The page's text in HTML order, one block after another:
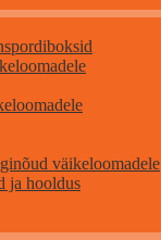
väikeloomadele
ja hooldus